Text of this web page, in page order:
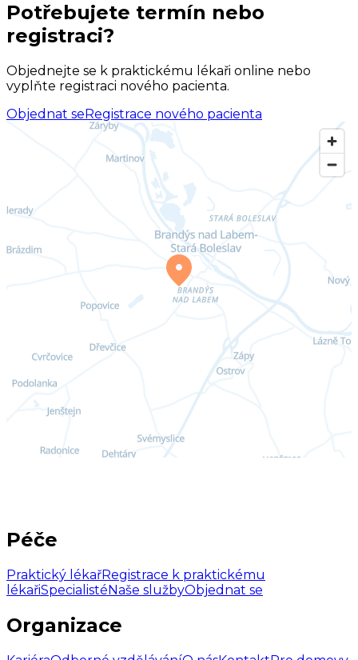
Potřebujete termín nebo
registraci?
Objednejte se k praktickému lékaři online nebo
vyplňte registraci nového pacienta.
Objednat seRegistrace nového pacienta
Péče
Praktický lékařRegistrace k praktickému
lékařiSpecialistéNaše službyObjednat se
Organizace